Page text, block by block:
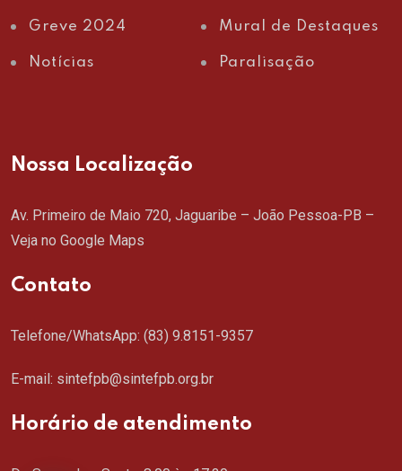
Greve 2024 Mural de Destaques
Notícias Paralisação
Nossa Localização
Av. Primeiro de Maio 720, Jaguaribe – João Pessoa-PB –
Veja no Google Maps
Contato
Telefone/WhatsApp: (83) 9.8151-9357
E-mail: sintefpb@sintefpb.org.br
Horário de atendimento